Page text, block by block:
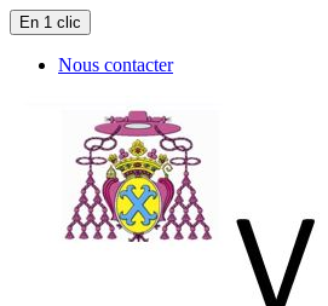
En 1 clic
Nous contacter